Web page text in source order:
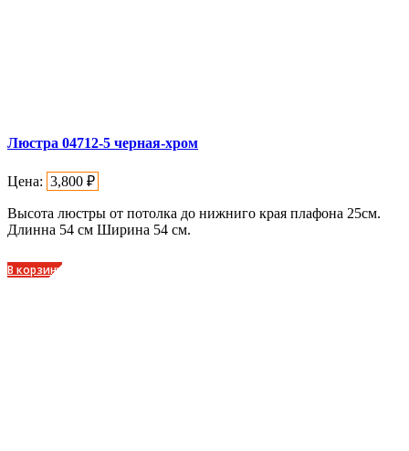
Люстра 04712-5 черная-хром
Цена: 3,800 ₽
Высота люстры от потолка до нижниго края плафона 25см.
Длинна 54 см Ширина 54 см.
В корзину